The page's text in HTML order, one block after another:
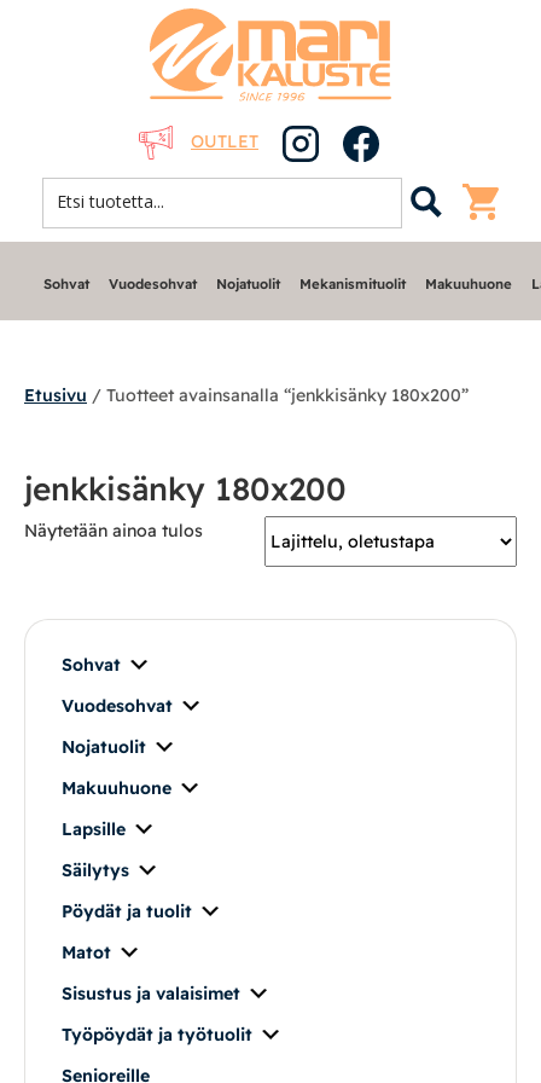
OUTLET
Nojatuolit
Makuuhuone
Säilytys
Työpöydät ja työtuolit
Matot
Ulkokalusteet
Sohvat Vuodesohvat Nojatuolit Mekanismituolit Makuuhuone
Etusivu / Tuotteet avainsanalla “jenkkisänky 180x200”
jenkkisänky 180x200
Näytetään ainoa tulos
Sohvat
Vuodesohvat
Nojatuolit
Makuuhuone
Lapsille
Säilytys
Pöydät ja tuolit
Matot
Sisustus ja valaisimet
Työpöydät ja työtuolit
Senioreille